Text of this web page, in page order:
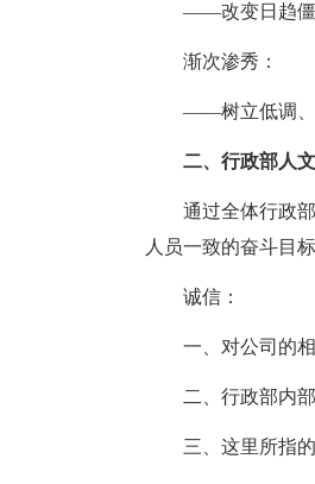
——改变日趋僵
渐次渗秀：
——树立低调、
二、行政部人
通过全体行政
人员一致的奋斗目标
诚信：
一、对公司的
二、行政部内
三、这里所指